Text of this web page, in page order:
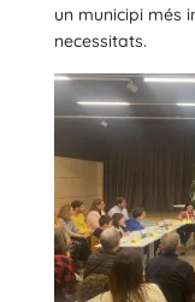
un municipi més
necessitats.